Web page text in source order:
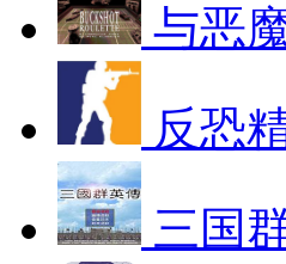
与恶
反恐
三国